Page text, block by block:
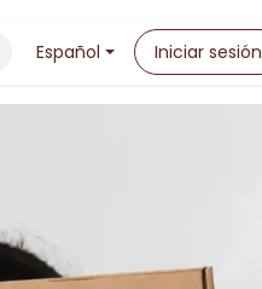
Español Iniciar sesión